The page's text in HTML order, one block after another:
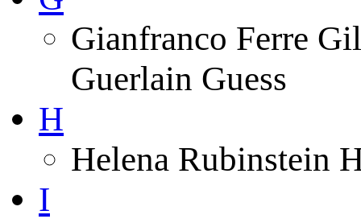
Gianfranco Ferre
Guerlain Guess
H
Helena Rubinstein
I